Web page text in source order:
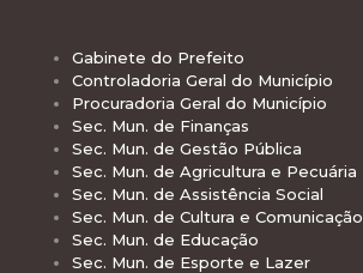
Gabinete do Prefeito
Controladoria Geral do Município
Procuradoria Geral do Município
Sec. Mun. de Finanças
Sec. Mun. de Gestão Pública
Sec. Mun. de Agricultura e Pecuária
Sec. Mun. de Assistência Social
Sec. Mun. de Cultura e Comunicação
Sec. Mun. de Educação
Sec. Mun. de Esporte e Lazer